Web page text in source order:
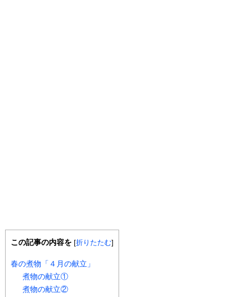
この記事の内容を [折りたたむ]
春の煮物「４月の献立」
煮物の献立①
煮物の献立②